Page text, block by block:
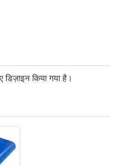
किया गया है।